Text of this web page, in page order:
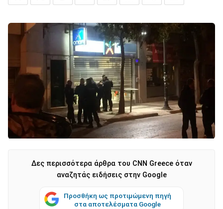
Δες περισσότερα άρθρα του CNN Greece όταν
αναζητάς ειδήσεις στην Google
Προσθήκη ως προτιμώμενη πηγή
στα αποτελέσματα Google